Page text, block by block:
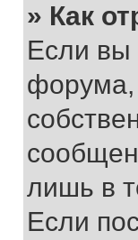
» Как
Если вы
форума,
лишь в
Если